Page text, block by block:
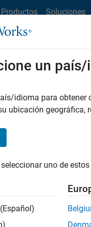
Productos Soluciones
MathWorks
Oficinas locales
No se han
un
idioma para obtener
ubicación geográfica,
uno de
(Español)